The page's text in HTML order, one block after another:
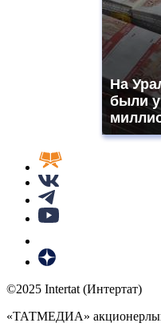
На
были
©2025 Intertat (Интертат)
«ТАТМЕДИА»